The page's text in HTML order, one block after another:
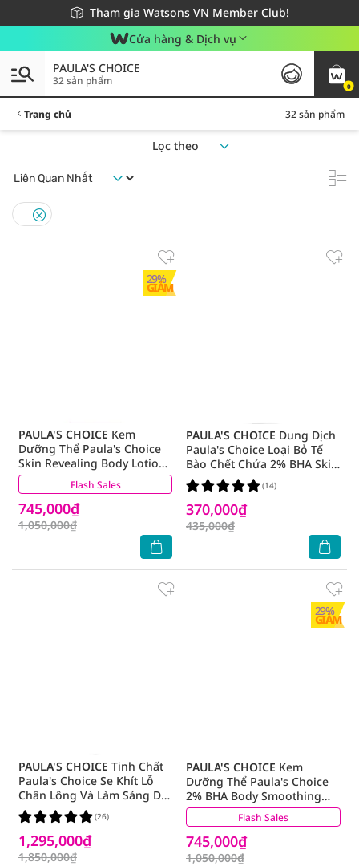
Tham gia Watsons VN Member Club!
Miễn phí giao hàng cho đơn hàng từ 249,000Đ
Giao hàng nhanh 24h - Áp dụng khu vực TP. Hồ Chí Minh
Cửa hàng & Dịch vụ
0
PAULA'S CHOICE
32 sản phẩm
Trang chủ 32 sản phẩm
Lọc theo
29%
GIẢM
Flash Sales
PAULA'S CHOICE Kem
Dưỡng Thể Paula's Choice
Skin Revealing Body Lotion
10% AHA Tẩy Tế Bào Dịu
Nhẹ 210ml
745,000₫
1,050,000₫
(16)
PAULA'S CHOICE Dung Dịch
Paula's Choice Loại Bỏ Tế
Bào Chết Chứa 2% BHA Skin
Perfecting Liquid Exfoliant
30ml
370,000₫
435,000₫
(14)
PAULA'S CHOICE Tinh Chất
Paula's Choice Se Khít Lỗ
Chân Lông Và Làm Sáng Da
Chứa 10% Niacinamide
Booster 20ml
1,295,000₫
1,850,000₫
(26)
29%
GIẢM
Flash Sales
PAULA'S CHOICE Kem
Dưỡng Thể Paula's Choice
2% BHA Body Smoothing
Spot Exfoliant 210ml
745,000₫
1,050,000₫
(3)